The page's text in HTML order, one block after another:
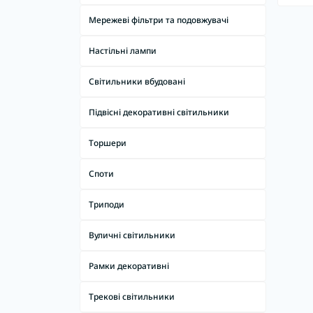
Світлодіодні лампи (LED) цоколь
Світлодіодні лампи (LED) цоколь GX53
Мережеві фільтри та подовжувачі
Настільні лампи
Світильники вбудовані
Підвісні декоративні світильники
Торшери
Споти
Триподи
Вуличні світильники
Рамки декоративні
Трекові світильники